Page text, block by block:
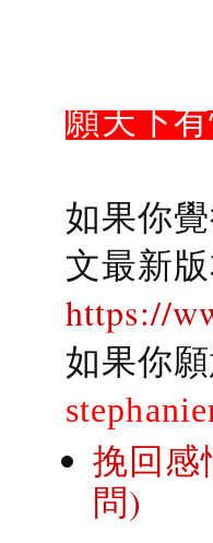
願天下
如果你
文最新
https://
如果你
挽回感
問)